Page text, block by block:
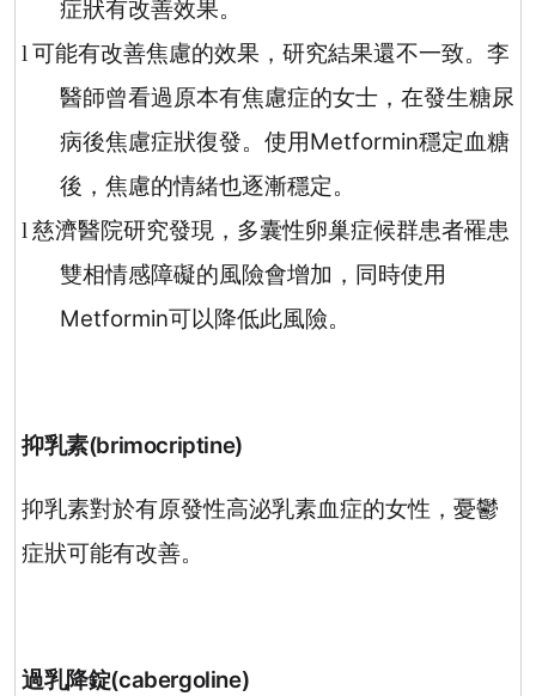
症狀有改善效果。
l可能有改善焦慮的效果，研究結果還不一致。李
醫師曾看過原本有焦慮症的女士，在發生糖尿
病後焦慮症狀復發。使用Metformin穩定血糖
後，焦慮的情緒也逐漸穩定。
l慈濟醫院研究發現，多囊性卵巢症候群患者罹患
雙相情感障礙的風險會增加，同時使用
Metformin可以降低此風險。
抑乳素(brimocriptine)
抑乳素對於有原發性高泌乳素血症的女性，憂鬱
症狀可能有改善。
過乳降錠(cabergoline)